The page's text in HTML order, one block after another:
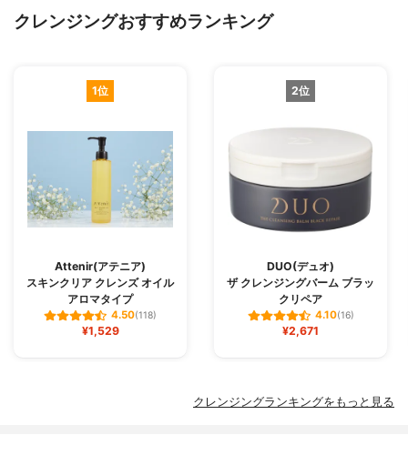
クレンジングおすすめランキング
1位
Attenir(アテニア)
スキンクリア クレンズ オイル
アロマタイプ
4.50(118)
¥1,529
2位
DUO(デュオ)
ザ クレンジングバーム ブラッ
クリペア
4.10(16)
¥2,671
クレンジングランキングをもっと見る